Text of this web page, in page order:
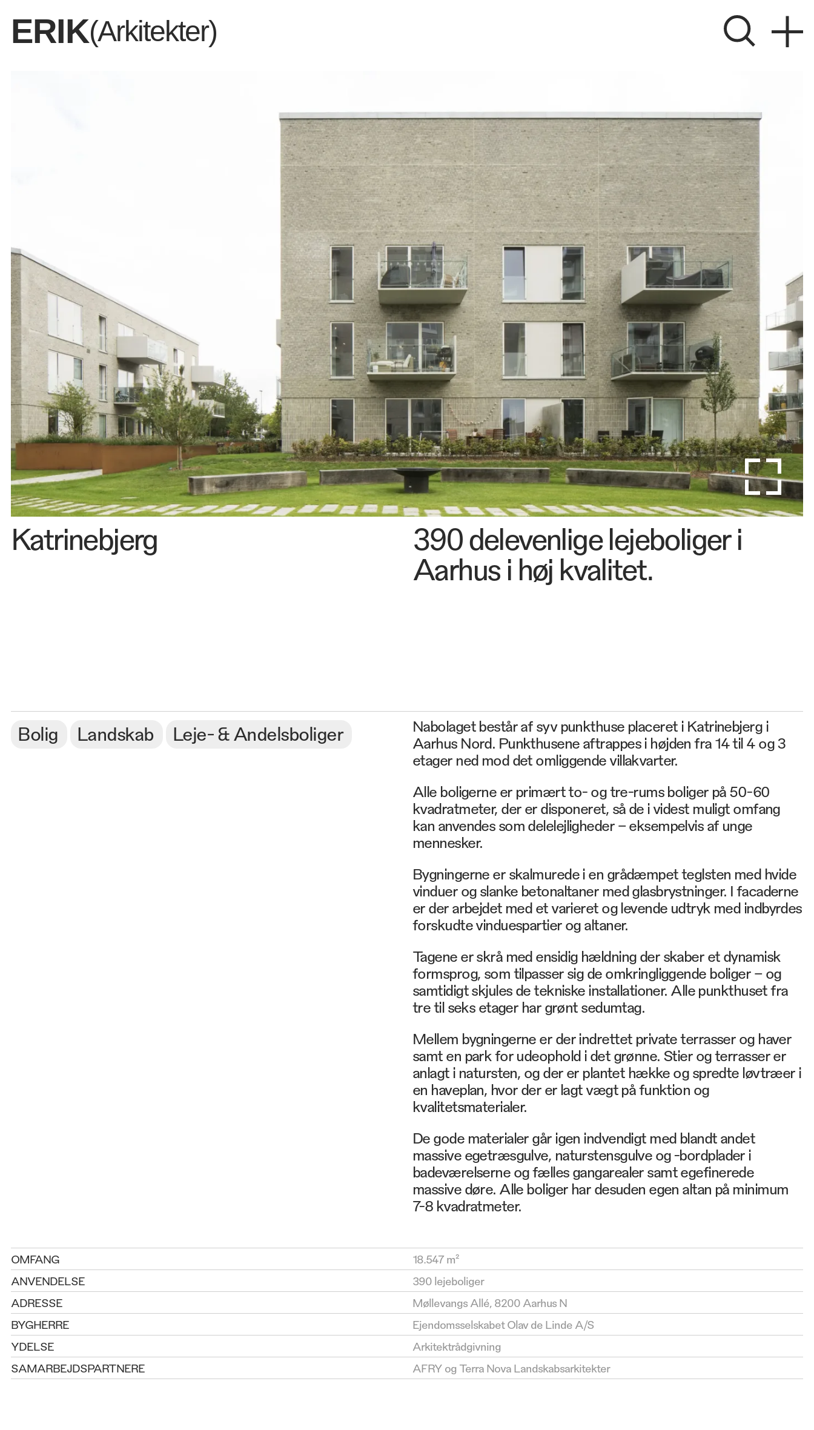
ERIK(Arkitekter)
Det vi laver
Det vi deler Dem vi søger
Kontakt os
Katrinebjerg
390 delevenlige lejeboliger i
Aarhus i høj kvalitet.
Bolig Landskab Leje- & Andelsboliger
Nabolaget består af syv punkthuse placeret i Katrinebjerg i
Aarhus Nord. Punkthusene aftrappes i højden fra 14 til 4 og 3
etager ned mod det omliggende villakvarter.
Alle boligerne er primært to- og tre-rums boliger på 50-60
kvadratmeter, der er disponeret, så de i videst muligt omfang
kan anvendes som delelejligheder – eksempelvis af unge
mennesker.
Bygningerne er skalmurede i en grådæmpet teglsten med hvide
vinduer og slanke betonaltaner med glasbrystninger. I facaderne
er der arbejdet med et varieret og levende udtryk med indbyrdes
forskudte vinduespartier og altaner.
Tagene er skrå med ensidig hældning der skaber et dynamisk
formsprog, som tilpasser sig de omkringliggende boliger – og
samtidigt skjules de tekniske installationer. Alle punkthuset fra
tre til seks etager har grønt sedumtag.
Mellem bygningerne er der indrettet private terrasser og haver
samt en park for udeophold i det grønne. Stier og terrasser er
anlagt i natursten, og der er plantet hække og spredte løvtræer i
en haveplan, hvor der er lagt vægt på funktion og
kvalitetsmaterialer.
De gode materialer går igen indvendigt med blandt andet
massive egetræsgulve, naturstensgulve og -bordplader i
badeværelserne og fælles gangarealer samt egefinerede
massive døre. Alle boliger har desuden egen altan på minimum
7-8 kvadratmeter.
OMFANG
18.547 m²
ANVENDELSE
390 lejeboliger
ADRESSE
Møllevangs Allé, 8200 Aarhus N
BYGHERRE
Ejendomsselskabet Olav de Linde A/S
YDELSE
Arkitektrådgivning
SAMARBEJDSPARTNERE
AFRY og Terra Nova Landskabsarkitekter
390 delevenlige lejeboliger i